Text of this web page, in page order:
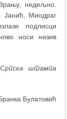
недељно.
Јанић, Миодраг
подлисци
носи назив
Српска штампа
Булатовић